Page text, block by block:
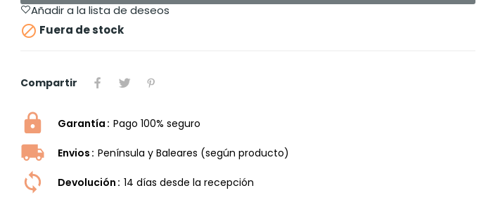
Añadir a la lista de deseos
 Fuera de stock
Compartir
Garantía Pago 100% seguro
Envios Península y Baleares (según producto)
Devolución 14 dí­as desde la recepción